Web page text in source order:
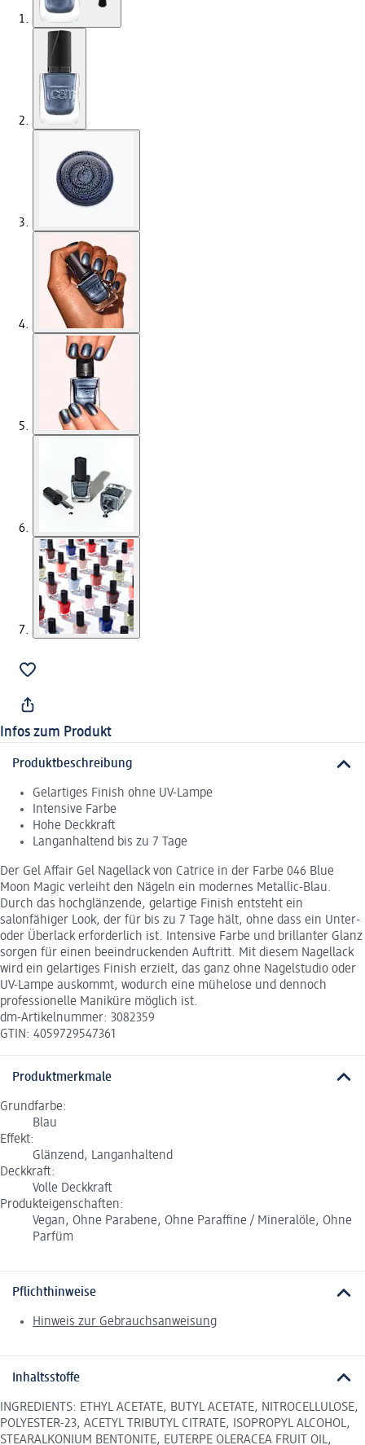
Infos zum Produkt
Produktbeschreibung
Gelartiges Finish ohne UV-Lampe
Intensive Farbe
Hohe Deckkraft
Langanhaltend bis zu 7 Tage
Der Gel Affair Gel Nagellack von Catrice in der Farbe 046 Blue
Moon Magic verleiht den Nägeln ein modernes Metallic-Blau.
Durch das hochglänzende, gelartige Finish entsteht ein
salonfähiger Look, der für bis zu 7 Tage hält, ohne dass ein Unter-
oder Überlack erforderlich ist. Intensive Farbe und brillanter Glanz
sorgen für einen beeindruckenden Auftritt. Mit diesem Nagellack
wird ein gelartiges Finish erzielt, das ganz ohne Nagelstudio oder
UV-Lampe auskommt, wodurch eine mühelose und dennoch
professionelle Maniküre möglich ist.
dm-Artikelnummer: 3082359
GTIN: 4059729547361
Produktmerkmale
Grundfarbe:
Blau
Effekt:
Glänzend, Langanhaltend
Deckkraft:
Volle Deckkraft
Produkteigenschaften:
Vegan, Ohne Parabene, Ohne Paraffine / Mineralöle, Ohne
Parfüm
Pflichthinweise
Hinweis zur Gebrauchsanweisung
Inhaltsstoffe
INGREDIENTS: ETHYL ACETATE, BUTYL ACETATE, NITROCELLULOSE,
POLYESTER-23, ACETYL TRIBUTYL CITRATE, ISOPROPYL ALCOHOL,
STEARALKONIUM BENTONITE, EUTERPE OLERACEA FRUIT OIL,